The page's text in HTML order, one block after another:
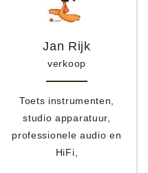
Jan Rijk
verkoop
Toets instrumenten,
studio apparatuur,
professionele audio en
HiFi,